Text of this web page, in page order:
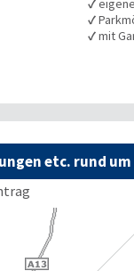
✓
✓
✓mit
etc. rund um